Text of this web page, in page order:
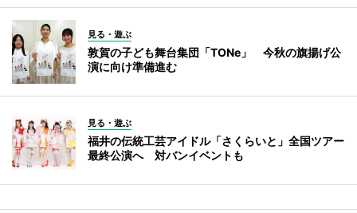
見る・遊ぶ
敦賀の子ども舞台集団「TONe」 今秋の旗揚げ公
演に向け準備進む
見る・遊ぶ
福井の伝統工芸アイドル「さくらいと」全国ツアー
最終公演へ 対バンイベントも